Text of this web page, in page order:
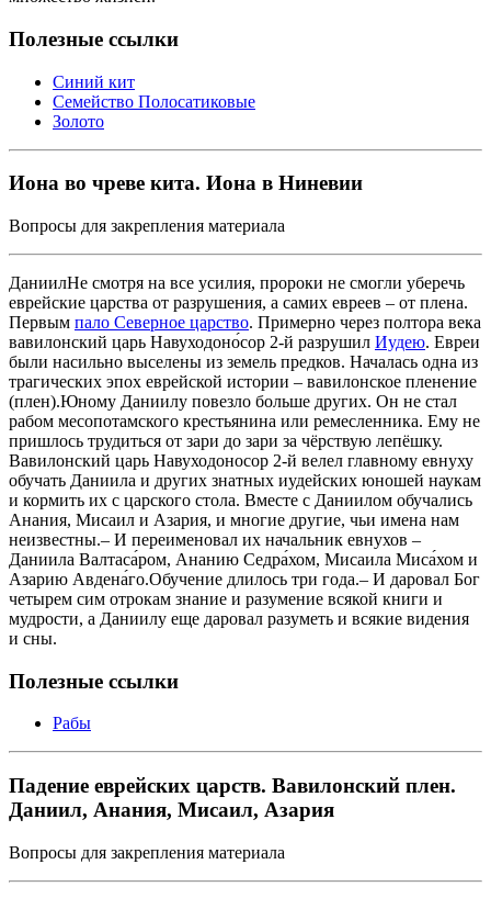
Полезные ссылки
Синий кит
Семейство Полосатиковые
Золото
Иона во чреве кита. Иона в Ниневии
Вопросы для закрепления материала
ДаниилНе смотря на все усилия, пророки не смогли уберечь
еврейские царства от разрушения, а самих евреев – от плена.
Первым пало Северное царство. Примерно через полтора века
вавилонский царь Навуходоно́сор 2-й разрушил Иудею. Евреи
были насильно выселены из земель предков. Началась одна из
трагических эпох еврейской истории – вавилонское пленение
(плен).Юному Даниилу повезло больше других. Он не стал
рабом месопотамского крестьянина или ремесленника. Ему не
пришлось трудиться от зари до зари за чёрствую лепёшку.
Вавилонский царь Навуходоносор 2-й велел главному евнуху
обучать Даниила и других знатных иудейских юношей наукам
и кормить их с царского стола. Вместе с Даниилом обучались
Анания, Мисаил и Азария, и многие другие, чьи имена нам
неизвестны.– И переименовал их начальник евнухов –
Даниила Валтаса́ром, Ананию Седра́хом, Мисаила Миса́хом и
Азарию Авдена́го.Обучение длилось три года.– И даровал Бог
четырем сим отрокам знание и разумение всякой книги и
мудрости, а Даниилу еще даровал разуметь и всякие видения
и сны.
Полезные ссылки
Рабы
Падение еврейских царств. Вавилонский плен.
Даниил, Анания, Мисаил, Азария
Вопросы для закрепления материала